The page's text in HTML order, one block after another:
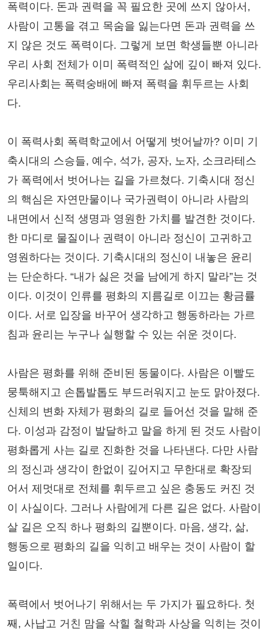
폭력이다. 돈과 권력을 꼭 필요한 곳에 쓰지 않아서,
사람이 고통을 겪고 목숨을 잃는다면 돈과 권력을 쓰
지 않은 것도 폭력이다. 그렇게 보면 학생들뿐 아니라
우리 사회 전체가 이미 폭력적인 삶에 깊이 빠져 있다.
우리사회는 폭력숭배에 빠져 폭력을 휘두르는 사회
다.
이 폭력사회 폭력학교에서 어떻게 벗어날까? 이미 기
축시대의 스승들, 예수, 석가, 공자, 노자, 소크라테스
가 폭력에서 벗어나는 길을 가르쳤다. 기축시대 정신
의 핵심은 자연만물이나 국가권력이 아니라 사람의
내면에서 신적 생명과 영원한 가치를 발견한 것이다.
한 마디로 물질이나 권력이 아니라 정신이 고귀하고
영원하다는 것이다. 기축시대의 정신이 내놓은 윤리
는 단순하다. “내가 싫은 것을 남에게 하지 말라”는 것
이다. 이것이 인류를 평화의 지름길로 이끄는 황금률
이다. 서로 입장을 바꾸어 생각하고 행동하라는 가르
침과 윤리는 누구나 실행할 수 있는 쉬운 것이다.
사람은 평화를 위해 준비된 동물이다. 사람은 이빨도
뭉툭해지고 손톱발톱도 부드러워지고 눈도 맑아졌다.
신체의 변화 자체가 평화의 길로 들어선 것을 말해 준
다. 이성과 감정이 발달하고 말을 하게 된 것도 사람이
평화롭게 사는 길로 진화한 것을 나타낸다. 다만 사람
의 정신과 생각이 한없이 깊어지고 무한대로 확장되
어서 제멋대로 전체를 휘두르고 싶은 충동도 커진 것
이 사실이다. 그러나 사람에게 다른 길은 없다. 사람이
살 길은 오직 하나 평화의 길뿐이다. 마음, 생각, 삶,
행동으로 평화의 길을 익히고 배우는 것이 사람이 할
일이다.
폭력에서 벗어나기 위해서는 두 가지가 필요하다. 첫
째, 사납고 거친 맘을 삭힐 철학과 사상을 익히는 것이